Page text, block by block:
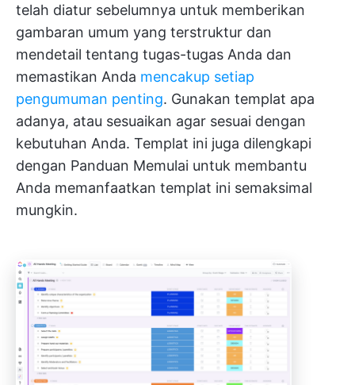
telah diatur sebelumnya untuk memberikan
gambaran umum yang terstruktur dan
mendetail tentang tugas-tugas Anda dan
memastikan Anda mencakup setiap
pengumuman penting. Gunakan templat apa
adanya, atau sesuaikan agar sesuai dengan
kebutuhan Anda. Templat ini juga dilengkapi
dengan Panduan Memulai untuk membantu
Anda memanfaatkan templat ini semaksimal
mungkin.